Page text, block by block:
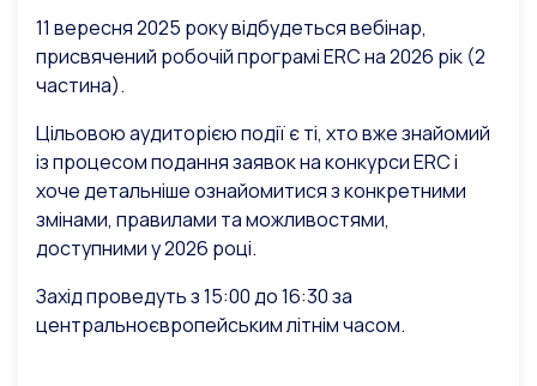
11 вересня 2025 року відбудеться вебінар,
присвячений робочій програмі ERC на 2026 рік (2
частина).
Цільовою аудиторією події є ті, хто вже знайомий
із процесом подання заявок на конкурси ERC і
хоче детальніше ознайомитися з конкретними
змінами, правилами та можливостями,
доступними у 2026 році.
Захід проведуть з 15:00 до 16:30 за
центральноєвропейським літнім часом.